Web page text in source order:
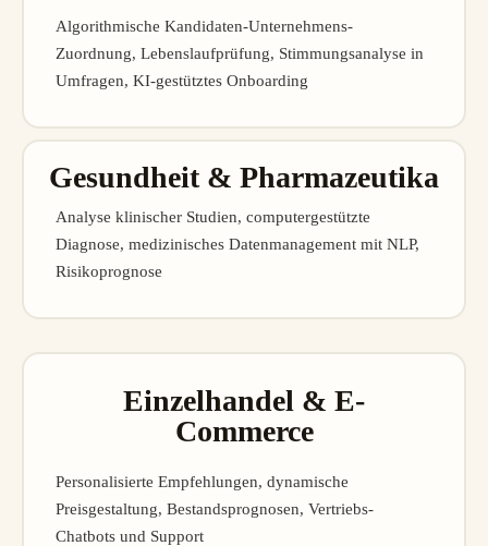
Algorithmische Kandidaten-Unternehmens-
Zuordnung, Lebenslaufprüfung, Stimmungsanalyse in
Umfragen, KI-gestütztes Onboarding
Gesundheit & Pharmazeutika
Analyse klinischer Studien, computergestützte
Diagnose, medizinisches Datenmanagement mit NLP,
Risikoprognose
Einzelhandel & E-
Commerce
Personalisierte Empfehlungen, dynamische
Preisgestaltung, Bestandsprognosen, Vertriebs-
Chatbots und Support